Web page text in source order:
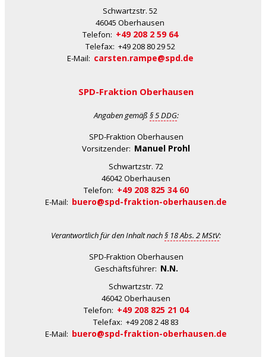
Schwartzstr. 52
46045 Oberhausen
Telefon: +49 208 2 59 64
Telefax: +49 208 80 29 52
E-Mail: carsten.rampe@spd.de
SPD-Fraktion Oberhausen
Angaben gemäß § 5 DDG:
SPD-Fraktion Oberhausen
Vorsitzender: Manuel Prohl
Schwartzstr. 72
46042 Oberhausen
Telefon: +49 208 825 34 60
E-Mail: buero@spd-fraktion-oberhausen.de
Verantwortlich für den Inhalt nach§ 18 Abs. 2 MStV:
SPD-Fraktion Oberhausen
Geschäftsführer: N.N.
Schwartzstr. 72
46042 Oberhausen
Telefon: +49 208 825 21 04
Telefax: +49 208 2 48 83
E-Mail: buero@spd-fraktion-oberhausen.de